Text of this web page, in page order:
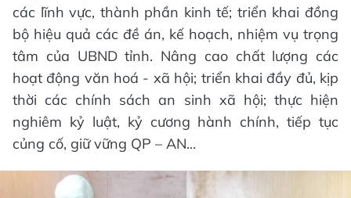
các lĩnh vực, thành phần kinh tế; triển khai đồng
bộ hiệu quả các đề án, kế hoạch, nhiệm vụ trọng
tâm của UBND tỉnh. Nâng cao chất lượng các
hoạt động văn hoá - xã hội; triển khai đầy đủ, kịp
thời các chính sách an sinh xã hội; thực hiện
nghiêm kỷ luật, kỷ cương hành chính, tiếp tục
củng cố, giữ vững QP – AN...